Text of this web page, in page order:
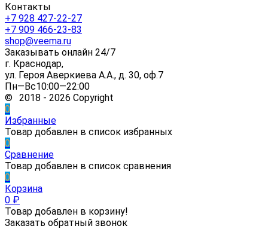
Контакты
+7 928 427-22-27
+7 909 466-23-83
shop@veema.ru
Заказывать онлайн 24/7
г. Краснодар,
ул. Героя Аверкиева А.А., д. 30, оф.7
Пн—Вс10:00—22:00
© 2018 - 2026 Copyright
0
Избранные
Товар добавлен в список избранных
0
Сравнение
Товар добавлен в список сравнения
0
Корзина
0 ₽
Товар добавлен в корзину!
Заказать обратный звонок